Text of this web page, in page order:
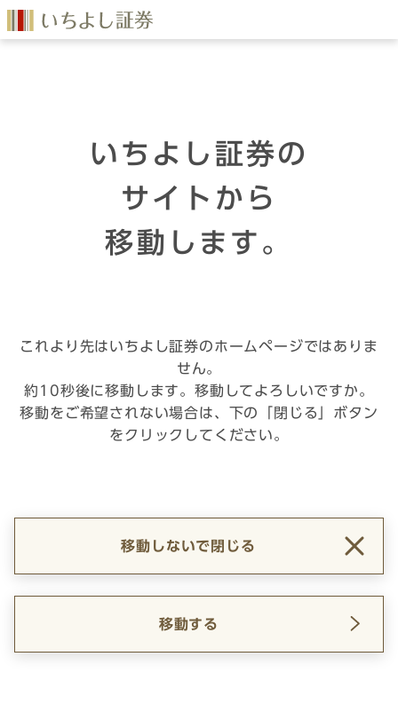
いちよし証券の
サイトから
移動します。
これより先はいちよし証券のホームページではありま
せん。
約10秒後に移動します。移動してよろしいですか。
移動をご希望されない場合は、下の「閉じる」ボタン
をクリックしてください。
移動しないで閉じる
移動する